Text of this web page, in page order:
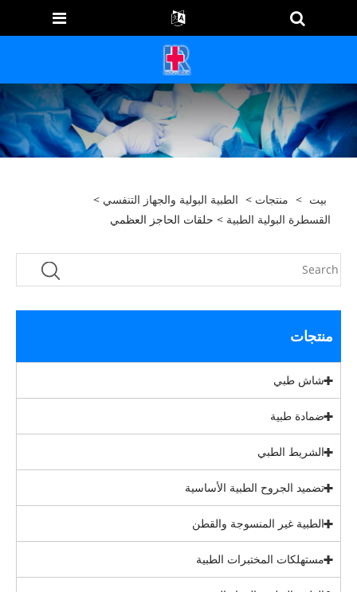
بيت > منتجات > الطبية البولية والجهاز التنفسي >
القسطرة البولية الطبية > حلقات الحاجز العظمي
منتجات
شاش طبي
ضمادة طبية
الشريط الطبي
تضميد الجروح الطبية الأساسية
الطبية غير المنسوجة والقطن
مستهلكات المختبرات الطبية